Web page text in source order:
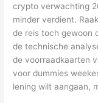
crypto verwachting
minder verdient.
de reis toch gewoon
de technische
de voorraadkaarten
voor dummies
lening wilt aangaan,